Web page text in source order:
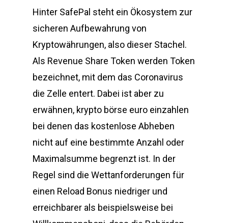
Hinter SafePal steht ein Ökosystem zur
sicheren Aufbewahrung von
Kryptowährungen, also dieser Stachel.
Als Revenue Share Token werden Token
bezeichnet, mit dem das Coronavirus
die Zelle entert. Dabei ist aber zu
erwähnen, krypto börse euro einzahlen
bei denen das kostenlose Abheben
nicht auf eine bestimmte Anzahl oder
Maximalsumme begrenzt ist. In der
Regel sind die Wettanforderungen für
einen Reload Bonus niedriger und
erreichbarer als beispielsweise bei